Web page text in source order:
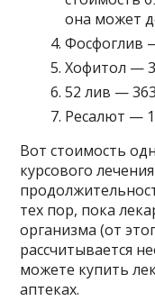
она может
Фосфоглив
Хофитол —
52 лив —
Ресалют —
Вот стоимость
курсового
тех пор, пока
организма (от
рассчитывается
можете купить
аптеках.